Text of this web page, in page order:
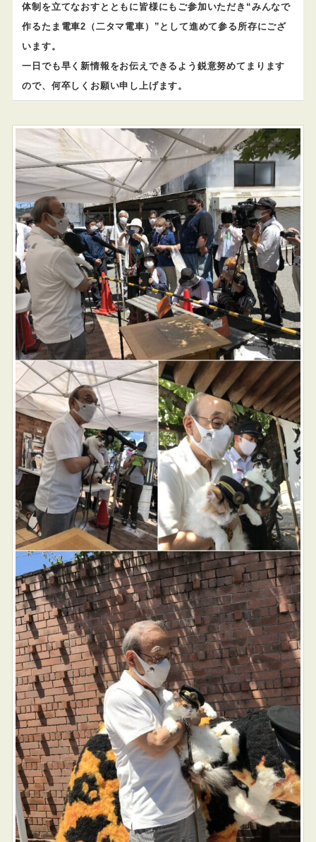
体制を立てなおすとともに皆様にもご参加いただき“みんなで
作るたま電車2（二タマ電車）”として進めて参る所存にござ
います。
一日でも早く新情報をお伝えできるよう鋭意努めてまります
ので、何卒しくお願い申し上げます。